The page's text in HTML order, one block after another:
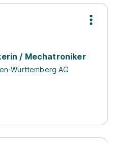
/ Mechatroniker
Württemberg AG